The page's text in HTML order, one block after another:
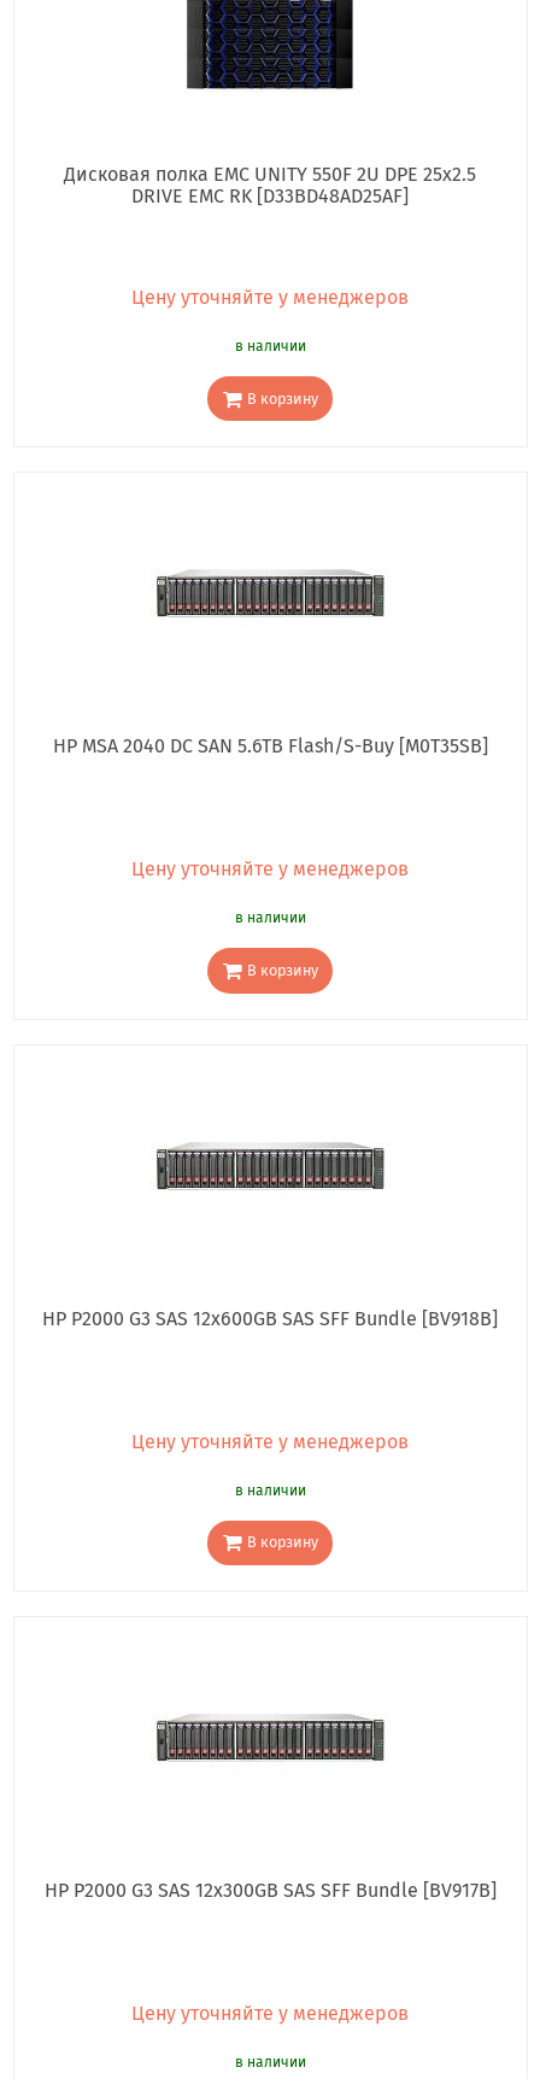
Дисковая полка EMC UNITY 550F 2U DPE 25x2.5
DRIVE EMC RK [D33BD48AD25AF]
Цену уточняйте у менеджеров
в наличии
В корзину
HP MSA 2040 DC SAN 5.6TB Flash/S-Buy [M0T35SB]
Цену уточняйте у менеджеров
в наличии
В корзину
HP P2000 G3 SAS 12x600GB SAS SFF Bundle [BV918B]
Цену уточняйте у менеджеров
в наличии
В корзину
HP P2000 G3 SAS 12x300GB SAS SFF Bundle [BV917B]
Цену уточняйте у менеджеров
в наличии